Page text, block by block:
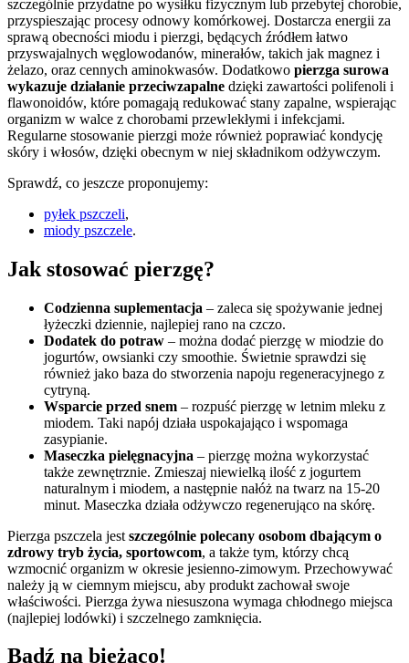
szczególnie przydatne po wysiłku fizycznym lub przebytej chorobie,
przyspieszając procesy odnowy komórkowej. Dostarcza energii za
sprawą obecności miodu i pierzgi, będących źródłem łatwo
przyswajalnych węglowodanów, minerałów, takich jak magnez i
żelazo, oraz cennych aminokwasów. Dodatkowo pierzga surowa
wykazuje działanie przeciwzapalne dzięki zawartości polifenoli i
flawonoidów, które pomagają redukować stany zapalne, wspierając
organizm w walce z chorobami przewlekłymi i infekcjami.
Regularne stosowanie pierzgi może również poprawiać kondycję
skóry i włosów, dzięki obecnym w niej składnikom odżywczym.
Sprawdź, co jeszcze proponujemy:
pyłek pszczeli,
miody pszczele.
Jak stosować pierzgę?
Codzienna suplementacja – zaleca się spożywanie jednej
łyżeczki dziennie, najlepiej rano na czczo.
Dodatek do potraw – można dodać pierzgę w miodzie do
jogurtów, owsianki czy smoothie. Świetnie sprawdzi się
również jako baza do stworzenia napoju regeneracyjnego z
cytryną.
Wsparcie przed snem – rozpuść pierzgę w letnim mleku z
miodem. Taki napój działa uspokajająco i wspomaga
zasypianie.
Maseczka pielęgnacyjna – pierzgę można wykorzystać
także zewnętrznie. Zmieszaj niewielką ilość z jogurtem
naturalnym i miodem, a następnie nałóż na twarz na 15-20
minut. Maseczka działa odżywczo regenerująco na skórę.
Pierzga pszczela jest szczególnie polecany osobom dbającym o
zdrowy tryb życia, sportowcom, a także tym, którzy chcą
wzmocnić organizm w okresie jesienno-zimowym. Przechowywać
należy ją w ciemnym miejscu, aby produkt zachował swoje
właściwości. Pierzga żywa niesuszona wymaga chłodnego miejsca
(najlepiej lodówki) i szczelnego zamknięcia.
Bądź na bieżąco!